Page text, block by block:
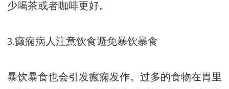
少喝茶或者咖啡更好。
3.癫痫病人注意饮食避免暴饮暴食
暴饮暴食也会引发癫痫发作。过多的食物在胃里